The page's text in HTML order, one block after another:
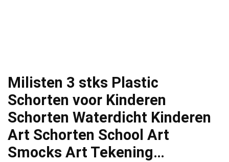
Milisten 3 stks Plastic
Schorten voor Kinderen
Schorten Waterdicht Kinderen
Art Schorten School Art
Smocks Art Tekening…